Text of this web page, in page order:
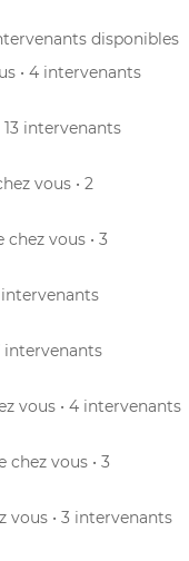
disponibles
• 4 intervenants
13 intervenants
vous • 2
chez vous • 3
intervenants
intervenants
vous • 4 intervenants
chez vous • 3
vous • 3 intervenants